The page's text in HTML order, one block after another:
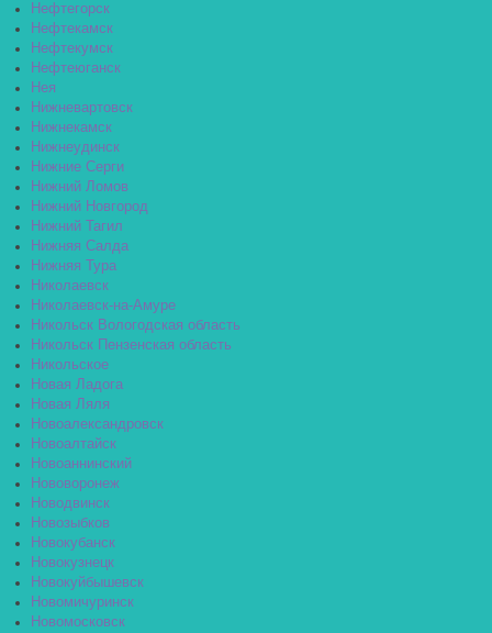
Нефтегорск
Нефтекамск
Нефтекумск
Нефтеюганск
Нея
Нижневартовск
Нижнекамск
Нижнеудинск
Нижние Серги
Нижний Ломов
Нижний Новгород
Нижний Тагил
Нижняя Салда
Нижняя Тура
Николаевск
Николаевск-на-Амуре
Никольск Вологодская область
Никольск Пензенская область
Никольское
Новая Ладога
Новая Ляля
Новоалександровск
Новоалтайск
Новоаннинский
Нововоронеж
Новодвинск
Новозыбков
Новокубанск
Новокузнецк
Новокуйбышевск
Новомичуринск
Новомосковск